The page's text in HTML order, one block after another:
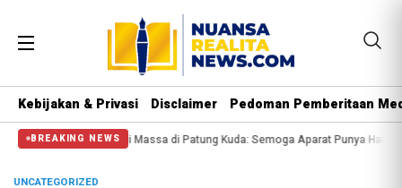
Kebijakan & Privasi Disclaimer Pedoman Pemberitaan
BREAKING NEWS
Halangi Massa di Patung Kuda: Semoga Aparat Punya Hati Nurani
UNCATEGORIZED